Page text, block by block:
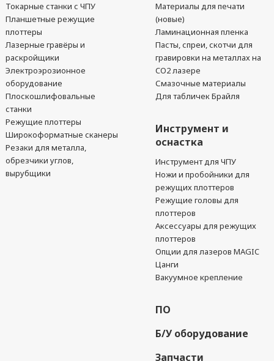
Токарные станки с ЧПУ
Планшетные режущие
плоттеры
Лазерные гравёры и
раскройщики
Электроэрозионное
оборудование
Плоскошлифовальные
станки
Режущие плоттеры
Широкоформатные сканеры
Резаки для металла,
обрезчики углов,
вырубщики
Материалы для печати
(новые)
Ламинационная пленка
Пасты, спреи, скотчи для
гравировки на металлах на
CO2 лазере
Смазочные материалы
Для табличек Брайля
Инструмент и
оснастка
Инструмент для ЧПУ
Ножи и пробойники для
режущих плоттеров
Режущие головы для
плоттеров
Аксессуары для режущих
плоттеров
Опции для лазеров MAGIC
Цанги
Вакуумное крепление
ПО
Б/У оборудование
Запчасти